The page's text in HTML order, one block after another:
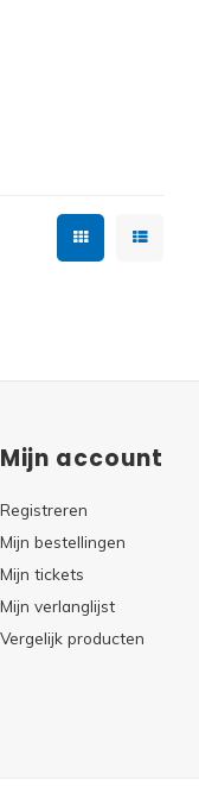
Mijn account
Registreren
Mijn bestellingen
Mijn tickets
Mijn verlanglijst
Vergelijk producten